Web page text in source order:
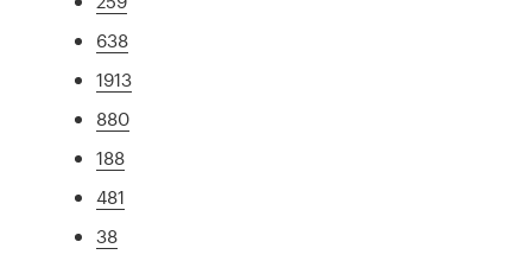
638
1913
880
188
481
38